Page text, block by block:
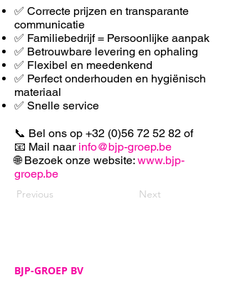
✅ Correcte prijzen en transparante
communicatie
✅ Familiebedrijf = Persoonlijke aanpak
✅ Betrouwbare levering en ophaling
✅ Flexibel en meedenkend
✅ Perfect onderhouden en hygiënisch
materiaal
✅ Snelle service
📞 Bel ons op +32 (0)56 72 52 82 of
📧 Mail naar info@bjp-groep.be
🌐 Bezoek onze website: www.bjp-
groep.be
Previous Next
BJP-GROEP BV